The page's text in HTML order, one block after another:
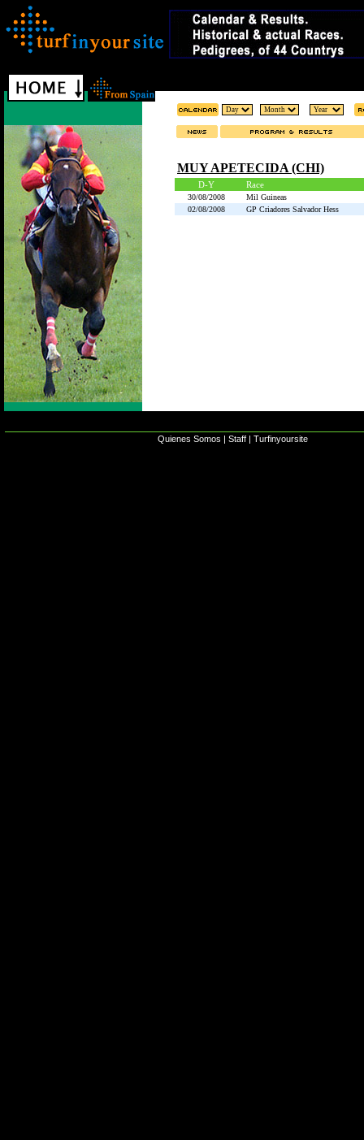
MUY APETECIDA (CHI)
D-Y Race
30/08/2008
Mil Guineas
02/08/2008
GP Criadores Salvador Hess
Quienes Somos | Staff | Turfinyoursite